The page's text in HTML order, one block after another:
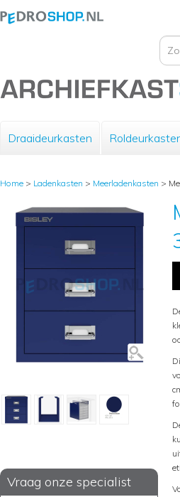
Draaideurkasten
Home > Ladenkasten > Meerladenkasten >
Vraag onze specialist